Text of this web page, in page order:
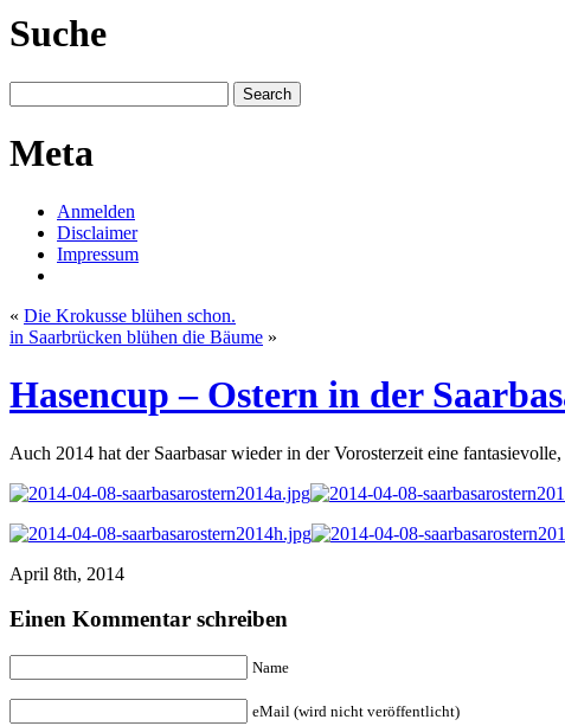
Suche
Meta
Anmelden
Disclaimer
Impressum
« Die Krokusse blühen schon.
in Saarbrücken blühen die Bäume »
Hasencup – Ostern in der
Auch 2014 hat der Saarbasar wieder in der Vorosterzeit eine
April 8th, 2014
Einen Kommentar schreiben
Name
eMail (wird nicht veröffentlicht)